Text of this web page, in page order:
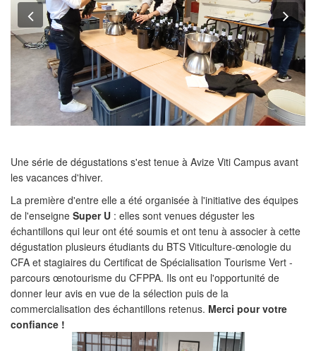
Previous
Une série de dégustations s'est tenue à Avize Viti Campus avant
les vacances d'hiver.
La première d'entre elle a été organisée à l'initiative des équipes
de l'enseigne Super U : elles sont venues déguster les
échantillons qui leur ont été soumis et ont tenu à associer à cette
dégustation plusieurs étudiants du BTS Viticulture-œnologie du
CFA et stagiaires du Certificat de Spécialisation Tourisme Vert -
parcours œnotourisme du CFPPA. Ils ont eu l'opportunité de
donner leur avis en vue de la sélection puis de la
commercialisation des échantillons retenus. Merci pour votre
confiance !